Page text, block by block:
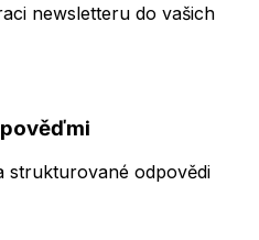
newsletteru do vašich
strukturované odpovědi